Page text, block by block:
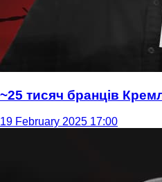
~25 тисяч бранців
19 February 2025 17:00